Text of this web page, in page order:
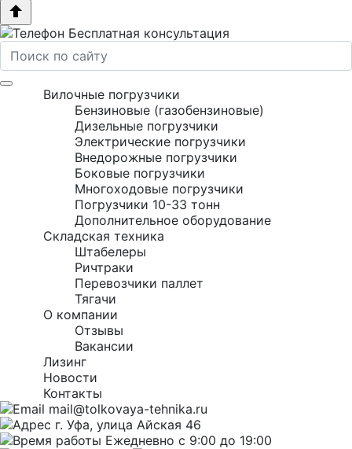
Бесплатная консультация
Вилочные погрузчики
Бензиновые (газобензиновые)
Дизельные погрузчики
Электрические погрузчики
Внедорожные погрузчики
Боковые погрузчики
Многоходовые погрузчики
Погрузчики 10-33 тонн
Дополнительное оборудование
Складская техника
Штабелеры
Ричтраки
Перевозчики паллет
Тягачи
О компании
Отзывы
Вакансии
Лизинг
Новости
Контакты
mail@tolkovaya-tehnika.ru
г. Уфа, улица Айская 46
Ежедневно с 9:00 до 19:00